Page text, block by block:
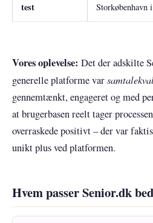
test
Storkøbenhavn
Vores oplevelse: Det der adskilte
generelle platforme var
gennemtænkt, engageret og med
at brugerbasen reelt tager
overraskede positivt – der var
unikt plus ved platformen.
Hvem passer Senior.dk